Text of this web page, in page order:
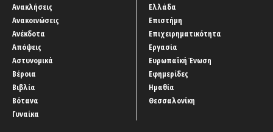
Ανακλήσεις
Ανακοινώσεις
Ανέκδοτα
Απόψεις
Αστυνομικά
Βέροια
Βιβλία
Βότανα
Γυναίκα
Ελλάδα
Επιστήμη
Επιχειρηματικότητα
Εργασία
Ευρωπαϊκή Ένωση
Εφημερίδες
Ημαθία
Θεσσαλονίκη